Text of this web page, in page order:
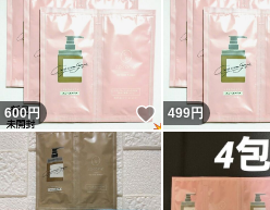
600円 いいね！
499円